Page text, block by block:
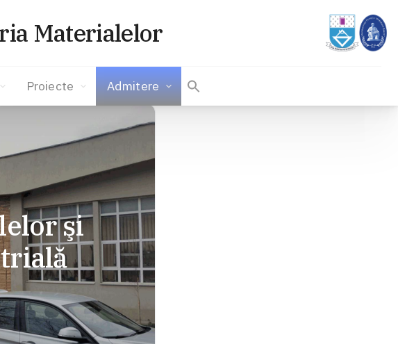
Materialelor
Proiecte Admitere
şi